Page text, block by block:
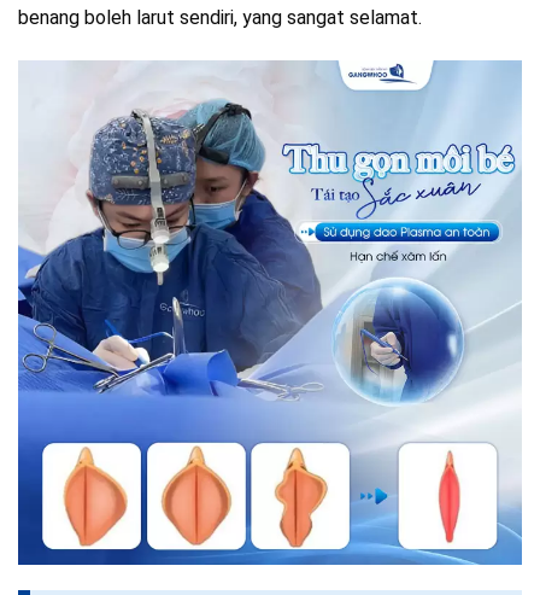
benang boleh larut sendiri, yang sangat selamat.